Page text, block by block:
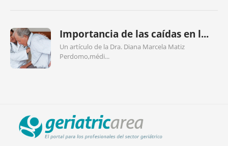
Importancia de las caídas en l...
Un artículo de la Dra. Diana Marcela Matiz
Perdomo,médi...